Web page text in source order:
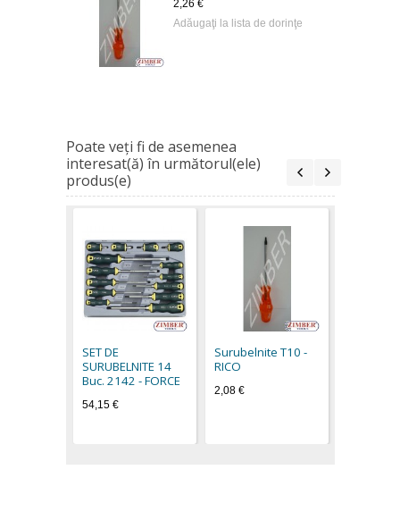
2,26 €
Adăugaţi la lista de dorinţe
Poate veţi fi de asemenea
interesat(ă) în următorul(ele)
produs(e)
SET DE
SURUBELNITE 14
Buc. 2142 - FORCE
54,15 €
Surubelnite Т10 -
RICO
2,08 €